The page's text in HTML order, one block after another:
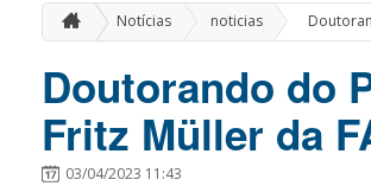
Notícias noticias »
Doutorando do
Fritz Müller da
03/04/2023 11:43